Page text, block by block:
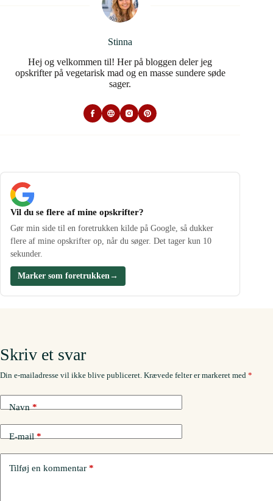
Stinna
Hej og velkommen til! Her på bloggen deler jeg
opskrifter på vegetarisk mad og en masse sundere søde
sager.
Vil du se flere af mine opskrifter?
Gør min side til en foretrukken kilde på Google, så dukker
flere af mine opskrifter op, når du søger. Det tager kun 10
sekunder.
Marker som foretrukken →
Skriv et svar
Din e-mailadresse vil ikke blive publiceret. Krævede felter er markeret med *
Navn*
E-mail*
Tilføj en kommentar *